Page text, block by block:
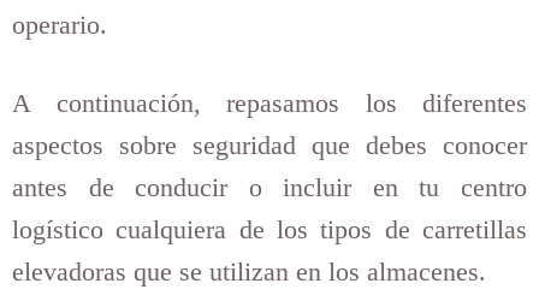
operario.
A continuación, repasamos los diferentes
aspectos sobre seguridad que debes conocer
antes de conducir o incluir en tu centro
logístico cualquiera de los tipos de carretillas
elevadoras que se utilizan en los almacenes.